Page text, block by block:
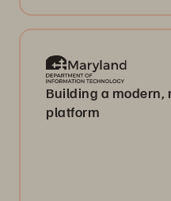
Building a modern,
platform